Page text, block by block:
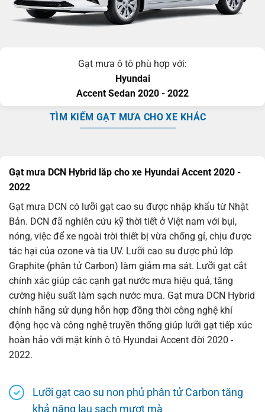
Gạt mưa ô tô phù hợp với:
Hyundai
Accent Sedan 2020 - 2022
TÌM KIẾM GẠT MƯA CHO XE KHÁC
Gạt mưa DCN Hybrid lắp cho xe Hyundai Accent 2020 -
2022
Gạt mưa DCN có lưỡi gạt cao su được nhập khẩu từ Nhật
Bản. DCN đã nghiên cứu kỹ thời tiết ở Việt nam với bụi,
nóng, việc để xe ngoài trời thiết bị vừa chống gỉ, chịu được
tác hại của ozone và tia UV. Lưỡi cao su được phủ lớp
Graphite (phân tử Carbon) làm giảm ma sát. Lưỡi gạt cắt
chính xác giúp các cạnh gạt nước mưa hiệu quả, tăng
cường hiệu suất làm sạch nước mưa. Gạt mưa DCN Hybrid
chính hãng sử dụng hỗn hợp đồng thời công nghệ khí
động học và công nghệ truyền thống giúp lưỡi gạt tiếp xúc
hoàn hảo với mặt kính ô tô Hyundai Accent đời 2020 -
2022.
Lưỡi gạt cao su non phủ phân tử Carbon tăng
khả năng lau sạch mượt mà